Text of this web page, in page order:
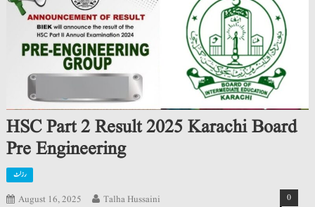
HSC Part 2 Result 2025 Karachi Board
Pre Engineering
رزلٹ
August 16, 2025 Talha Hussaini 0